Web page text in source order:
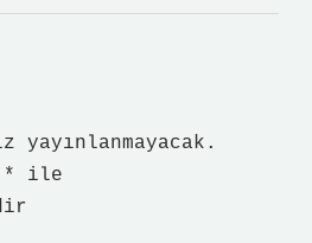
yayınlanmayacak.
*
ile